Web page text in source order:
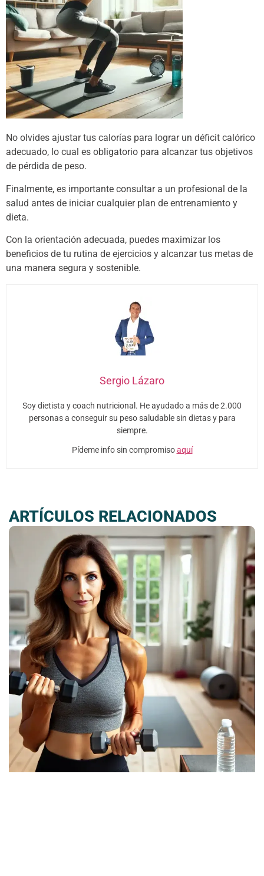
No olvides ajustar tus calorías para lograr un déficit calórico
adecuado, lo cual es obligatorio para alcanzar tus objetivos
de pérdida de peso.
Finalmente, es importante consultar a un profesional de la
salud antes de iniciar cualquier plan de entrenamiento y
dieta.
Con la orientación adecuada, puedes maximizar los
beneficios de tu rutina de ejercicios y alcanzar tus metas de
una manera segura y sostenible.
Sergio Lázaro
Soy dietista y coach nutricional. He ayudado a más de 2.000
personas a conseguir su peso saludable sin dietas y para
siempre.
Pídeme info sin compromisoaquí
ARTÍCULOS RELACIONADOS